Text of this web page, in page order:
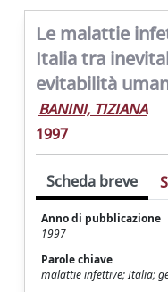
Le malattie
Italia tra
evitabilità
BANINI, TIZIANA
1997
Scheda breve
Anno di pubblicazione
1997
Parole chiave
malattie infettive; Italia;